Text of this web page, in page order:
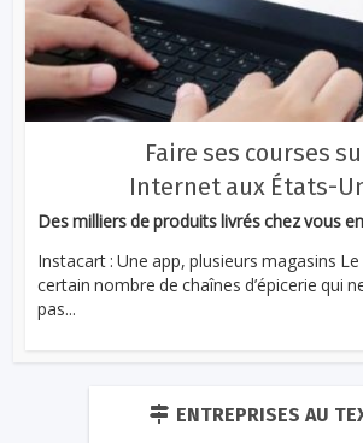
Faire ses courses
Internet aux États-
Des milliers de produits livrés chez vous
Instacart : Une app, plusieurs magasins
certain nombre de chaînes d’épicerie qui
pas...
ENTREPRISES AU